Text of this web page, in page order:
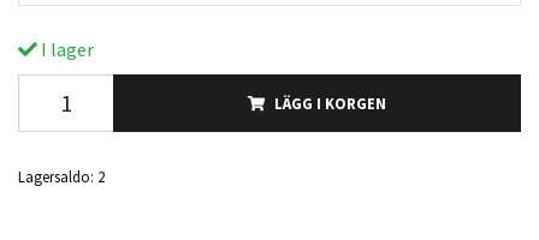
I lager
LÄGG I KORGEN
Lagersaldo: 2